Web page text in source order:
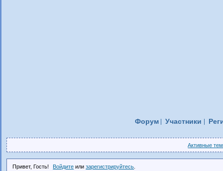
Форум Участники
Активные
Привет, Гость! Войдите илизарегистрируйтесь